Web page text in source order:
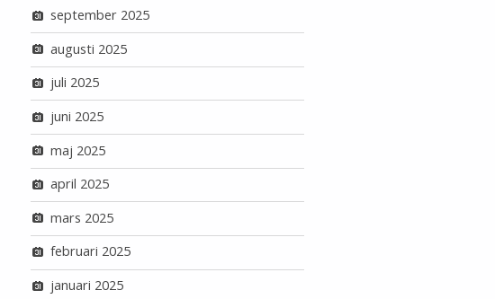
september 2025
augusti 2025
juli 2025
juni 2025
maj 2025
april 2025
mars 2025
februari 2025
januari 2025